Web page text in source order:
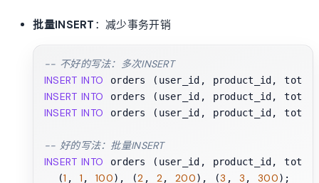
批量INSERT ：减少事务开销
-- 不好的写法：多次INSERT
INSERT INTO orders (user_id, product_id,
INSERT INTO orders (user_id, product_id,
INSERT INTO orders (user_id, product_id,
-- 好的写法：批量INSERT
INSERT INTO orders (user_id, product_id,
  (
1 , 1 , 100), (2 , 2, 200), (3 , 3 , 300